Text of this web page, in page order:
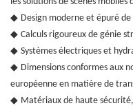
◆ Design moderne et épuré
◆ Calculs rigoureux de génie
◆ Systèmes électriques et
◆ Dimensions conformes aux
européenne en matière de
◆ Matériaux de haute